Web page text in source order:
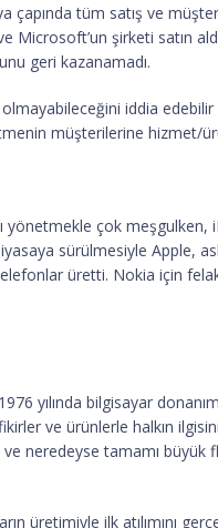
tüm satış ve
şirketi satın
geri kazanamadı.
olmayabileceğini iddia
müşterilerine hizmet/
yönetmekle çok
sürülmesiyle
telefonlar üretti. Nokia için
yılında bilgisayar
ve ürünlerle halkın
neredeyse tamamı
üretimiyle ilk atılımını